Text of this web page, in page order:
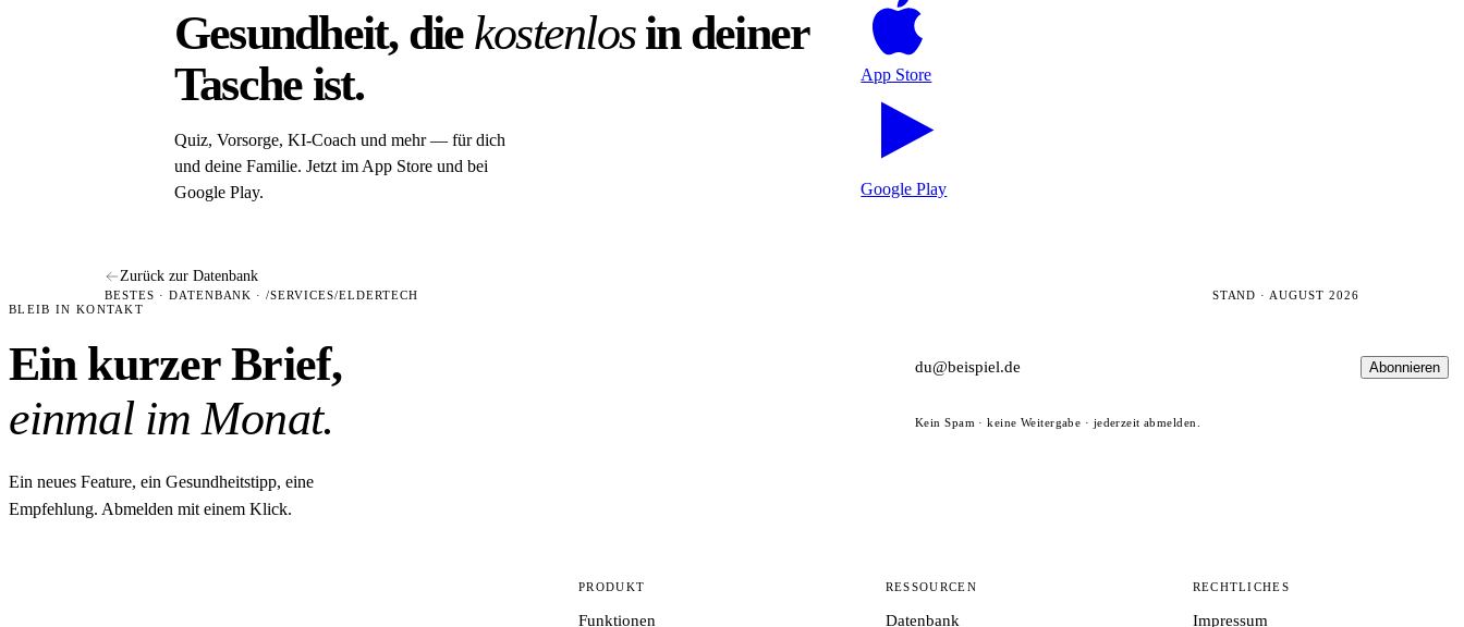
Gesundheit, die kostenlosin deiner
Tasche ist.
Quiz, Vorsorge, KI-Coach und mehr — für dich
und deine Familie. Jetzt im App Store und bei
Google Play.
App Store
Google Play
Zurück zur Datenbank
BESTES · DATENBANK · /SERVICES/ELDERTECH
STAND · AUGUST 2026
BLEIB IN KONTAKT
Ein kurzer Brief,
einmal im Monat.
Ein neues Feature, ein Gesundheitstipp, eine
Empfehlung. Abmelden mit einem Klick.
Abonnieren
Kein Spam · keine Weitergabe · jederzeit abmelden.
PRODUKT
Funktionen
RESSOURCEN
Datenbank
RECHTLICHES
Impressum